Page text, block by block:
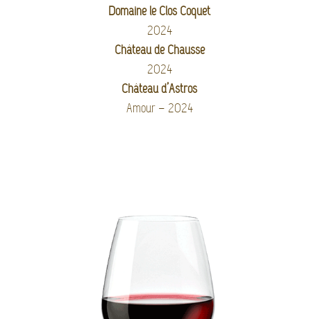
Domaine le Clos Coquet
2024
Château de Chausse
2024
Château d’Astros
Amour – 2024